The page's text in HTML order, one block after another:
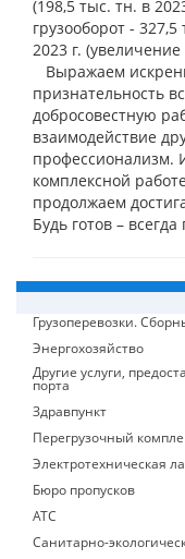
(198,5 тыс. тн. в
грузооборот -
2023 г. (увеличение
Выражаем
признательность
добросовестную
взаимодействие
профессионализм.
комплексной
продолжаем
Будь готов – всегда
Грузоперевозки.
Энергохозяйство
Другие услуги,
порта
Здравпункт
Перегрузочный
Электротехническая
Бюро пропусков
АТС
Санитарно-